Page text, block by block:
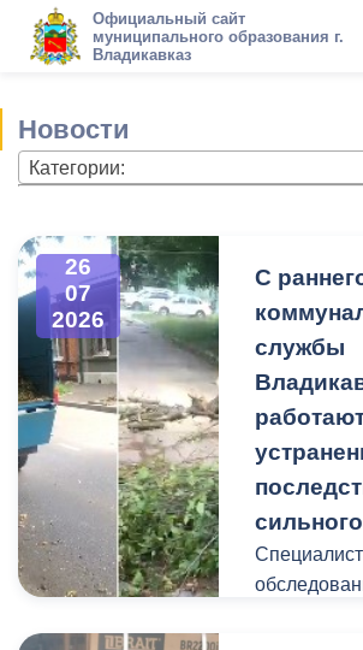
Официальный сайт
муниципального образования г.
Владикавказ
Новости
Категории:
26
07
2026
С
службы